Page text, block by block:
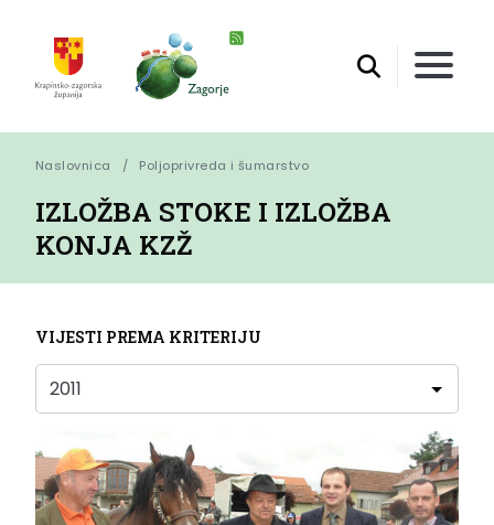
Naslovnica Poljoprivreda i šumarstvo
IZLOŽBA STOKE I IZLOŽBA
KONJA KZŽ
VIJESTI PREMA KRITERIJU